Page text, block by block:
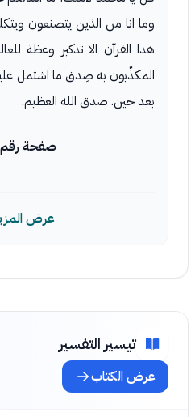
وما انا من الذين يتصنعون
هذا القرآن الا تذكير وعظة
المكذّبون به صِدق ما اشتمل
بعد حين. صدق الله العظيم.
صفحة رقم 166
عرض
تيسير التفسير
عرض الكتاب